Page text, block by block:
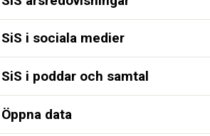
SiS i sociala medier
SiS i poddar och samtal
Öppna data